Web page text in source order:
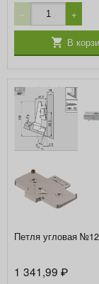
− +
В
Петля угловая
1 341,99₽